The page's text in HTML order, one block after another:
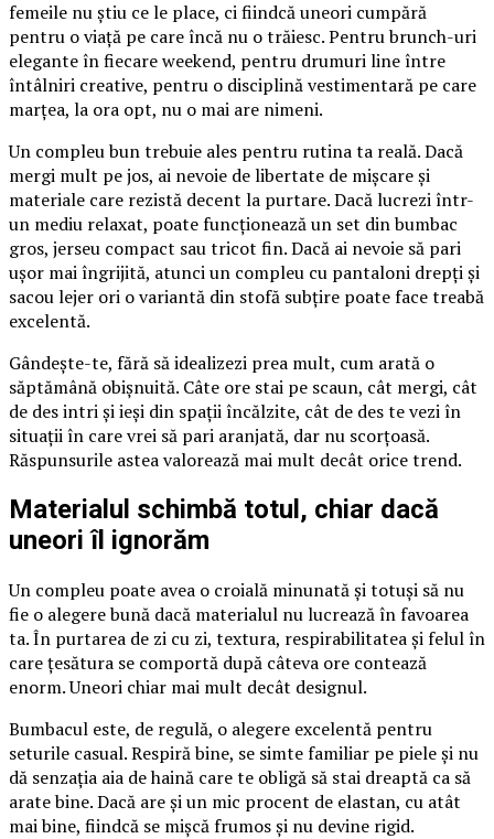
femeile nu știu ce le place, ci fiindcă uneori cumpără
pentru o viață pe care încă nu o trăiesc. Pentru brunch-uri
elegante în fiecare weekend, pentru drumuri line între
întâlniri creative, pentru o disciplină vestimentară pe care
marțea, la ora opt, nu o mai are nimeni.
Un compleu bun trebuie ales pentru rutina ta reală. Dacă
mergi mult pe jos, ai nevoie de libertate de mișcare și
materiale care rezistă decent la purtare. Dacă lucrezi într-
un mediu relaxat, poate funcționează un set din bumbac
gros, jerseu compact sau tricot fin. Dacă ai nevoie să pari
ușor mai îngrijită, atunci un compleu cu pantaloni drepți și
sacou lejer ori o variantă din stofă subțire poate face treabă
excelentă.
Gândește-te, fără să idealizezi prea mult, cum arată o
săptămână obișnuită. Câte ore stai pe scaun, cât mergi, cât
de des intri și ieși din spații încălzite, cât de des te vezi în
situații în care vrei să pari aranjată, dar nu scorțoasă.
Răspunsurile astea valorează mai mult decât orice trend.
Materialul schimbă totul, chiar dacă
uneori îl ignorăm
Un compleu poate avea o croială minunată și totuși să nu
fie o alegere bună dacă materialul nu lucrează în favoarea
ta. În purtarea de zi cu zi, textura, respirabilitatea și felul în
care țesătura se comportă după câteva ore contează
enorm. Uneori chiar mai mult decât designul.
Bumbacul este, de regulă, o alegere excelentă pentru
seturile casual. Respiră bine, se simte familiar pe piele și nu
dă senzația aia de haină care te obligă să stai dreaptă ca să
arate bine. Dacă are și un mic procent de elastan, cu atât
mai bine, fiindcă se mișcă frumos și nu devine rigid.